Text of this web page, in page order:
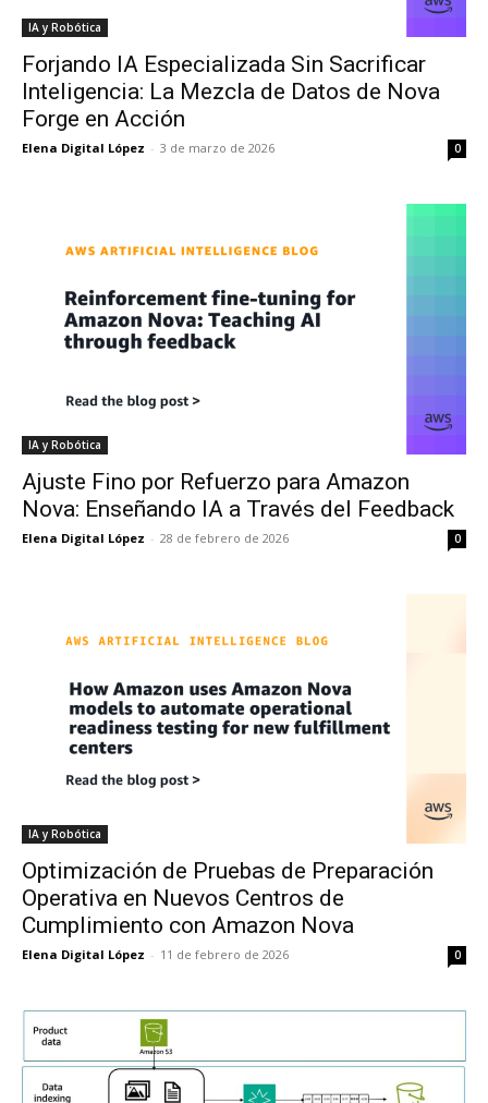
IA y Robótica
Forjando IA Especializada Sin Sacrificar
Inteligencia: La Mezcla de Datos de Nova
Forge en Acción
Elena Digital López - 3 de marzo de 2026 0
IA y Robótica
Ajuste Fino por Refuerzo para Amazon
Nova: Enseñando IA a Través del Feedback
Elena Digital López - 28 de febrero de 2026 0
IA y Robótica
Optimización de Pruebas de Preparación
Operativa en Nuevos Centros de
Cumplimiento con Amazon Nova
Elena Digital López - 11 de febrero de 2026 0